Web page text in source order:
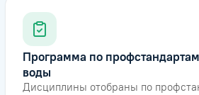
Программа по
воды
Дисциплины отобраны по